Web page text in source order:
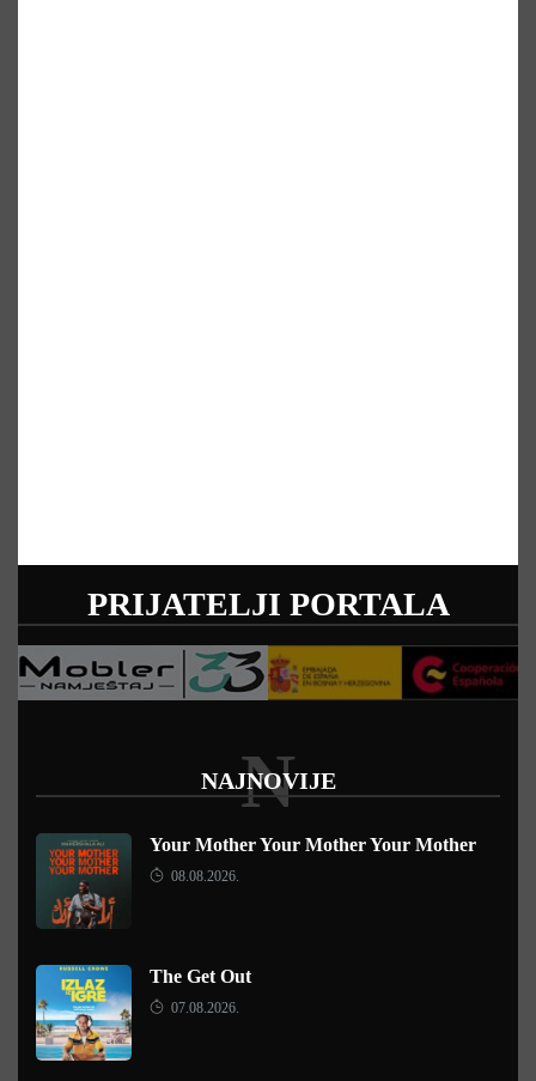
PRIJATELJI PORTALA
NAJNOVIJE
N
Your Mother Your Mother Your Mother
08.08.2026.
The Get Out
07.08.2026.